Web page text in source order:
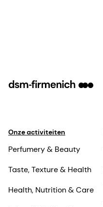
Onze activiteiten
Perfumery & Beauty
Taste, Texture & Health
Health, Nutrition & Care